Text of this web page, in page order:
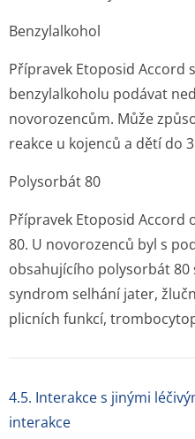
Benzylalkohol
Přípravek Etoposid Accord
benzylalkoholu podávat
novorozencům. Může
reakce u kojenců a dětí do
Polysorbát 80
Přípravek Etoposid Accord
80. U novorozenců byl s
obsahujícího polysorbát
syndrom selhání jater,
plicních funkcí,
4.5. Interakce s jinými
interakce